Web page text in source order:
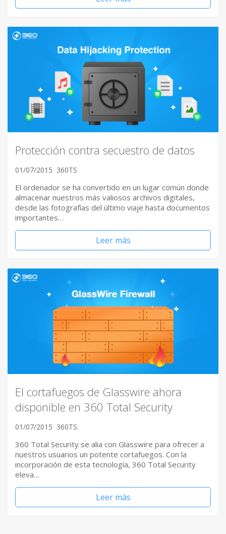
Protección contra secuestro de datos
01/07/2015 360TS
El ordenador se ha convertido en un lugar común donde
almacenar nuestros más valiosos archivos digitales,
desde las fotografías del último viaje hasta documentos
importantes…
Leer más
El cortafuegos de Glasswire ahora
disponible en 360 Total Security
01/07/2015 360TS
360 Total Security se alia con Glasswire para ofrecer a
nuestros usuarios un potente cortafuegos. Con la
incorporación de esta tecnología, 360 Total Security
eleva…
Leer más